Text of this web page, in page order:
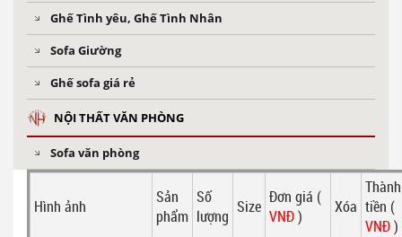
Ghế Tình yêu, Ghế Tình Nhân
Sofa Giường
Ghế sofa giá rẻ
NỘI THẤT VĂN PHÒNG
Sofa văn phòng
Hình ảnh
Sản
phẩm
Số
lượng Size Đơn giá (
VNĐ) Xóa
Thành
tiền (
VNĐ)